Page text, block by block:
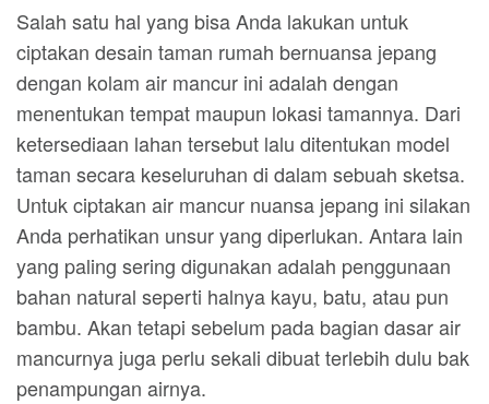
Salah satu hal yang bisa Anda lakukan untuk
ciptakan desain taman rumah bernuansa jepang
dengan kolam air mancur ini adalah dengan
menentukan tempat maupun lokasi tamannya. Dari
ketersediaan lahan tersebut lalu ditentukan model
taman secara keseluruhan di dalam sebuah sketsa.
Untuk ciptakan air mancur nuansa jepang ini silakan
Anda perhatikan unsur yang diperlukan. Antara lain
yang paling sering digunakan adalah penggunaan
bahan natural seperti halnya kayu, batu, atau pun
bambu. Akan tetapi sebelum pada bagian dasar air
mancurnya juga perlu sekali dibuat terlebih dulu bak
penampungan airnya.